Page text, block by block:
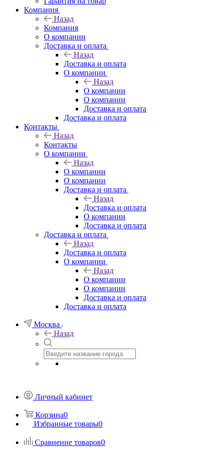
Компания
Назад
Компания
О компании
Доставка и оплата
Назад
Доставка и оплата
О компании
Назад
О компании
О компании
Доставка и оплата
Доставка и оплата
Контакты
Назад
Контакты
О компании
Назад
О компании
О компании
Доставка и оплата
Назад
Доставка и оплата
О компании
Доставка и оплата
Доставка и оплата
Назад
Доставка и оплата
О компании
Назад
О компании
О компании
Доставка и оплата
Доставка и оплата
Москва
Назад
Личный кабинет
Корзина0
Избранные товары0
Сравнение товаров0